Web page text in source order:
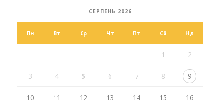
СЕРПЕНЬ 2026
Пн Вт Ср Чт Пт Сб Нд
1 2
3 4 5 6 7 8 9
10 11 12 13 14 15 16